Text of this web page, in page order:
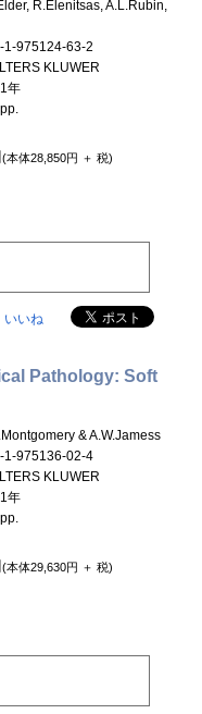
R.Elenitsas, A.L.Rubin,
1-975124-63-2
KLUWER
年
(本体28,850円 ＋ 税)
いいね
Pathology: Soft
& A.W.Jamess
1-975136-02-4
KLUWER
年
(本体29,630円 ＋ 税)